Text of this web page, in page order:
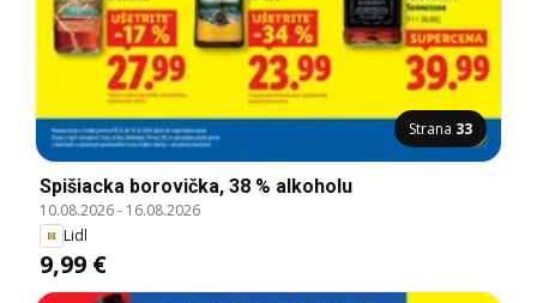
Strana 33
Spišiacka borovička, 38 % alkoholu
10.08.2026- 16.08.2026
Lidl
9,99 €